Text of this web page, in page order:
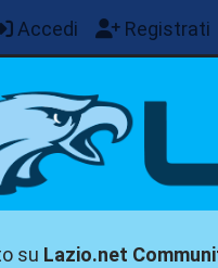
Accedi Registrati
su Lazio.net